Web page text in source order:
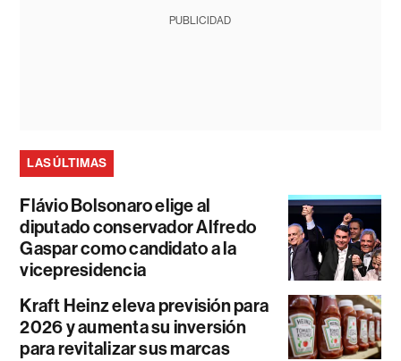
PUBLICIDAD
LAS ÚLTIMAS
Flávio Bolsonaro elige al
diputado conservador Alfredo
Gaspar como candidato a la
vicepresidencia
Kraft Heinz eleva previsión para
2026 y aumenta su inversión
para revitalizar sus marcas